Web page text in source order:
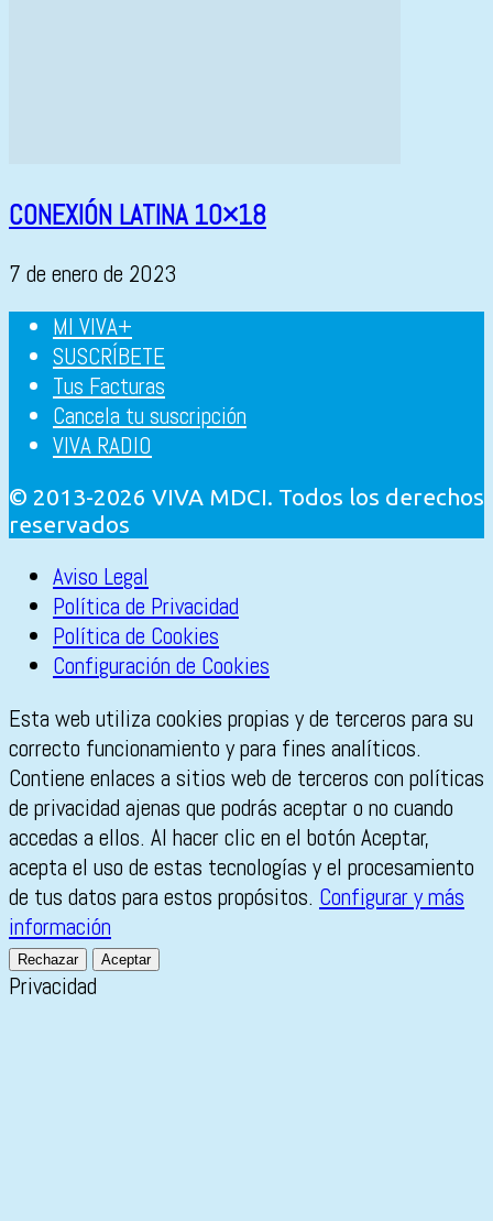
CONEXIÓN LATINA 10×18
7 de enero de 2023
MI VIVA+
SUSCRÍBETE
Tus Facturas
Cancela tu suscripción
VIVA RADIO
© 2013-2026 VIVA MDCI. Todos los derechos
reservados
Aviso Legal
Política de Privacidad
Política de Cookies
Configuración de Cookies
Esta web utiliza cookies propias y de terceros para su
correcto funcionamiento y para fines analíticos.
Contiene enlaces a sitios web de terceros con políticas
de privacidad ajenas que podrás aceptar o no cuando
accedas a ellos. Al hacer clic en el botón Aceptar,
acepta el uso de estas tecnologías y el procesamiento
de tus datos para estos propósitos. Configurar y más
información
Rechazar Aceptar
Privacidad